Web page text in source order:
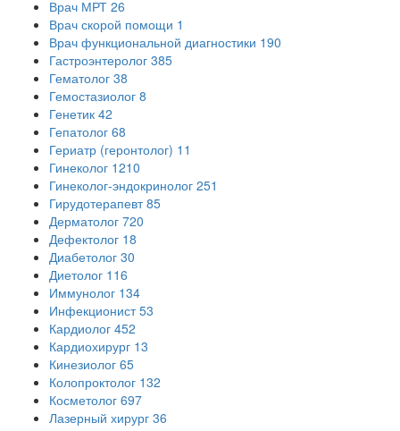
Врач МРТ 26
Врач скорой помощи 1
Врач функциональной диагностики 190
Гастроэнтеролог 385
Гематолог 38
Гемостазиолог 8
Генетик 42
Гепатолог 68
Гериатр (геронтолог) 11
Гинеколог 1210
Гинеколог-эндокринолог 251
Гирудотерапевт 85
Дерматолог 720
Дефектолог 18
Диабетолог 30
Диетолог 116
Иммунолог 134
Инфекционист 53
Кардиолог 452
Кардиохирург 13
Кинезиолог 65
Колопроктолог 132
Косметолог 697
Лазерный хирург 36